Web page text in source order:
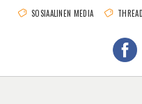
SOSIAALINEN MEDIA